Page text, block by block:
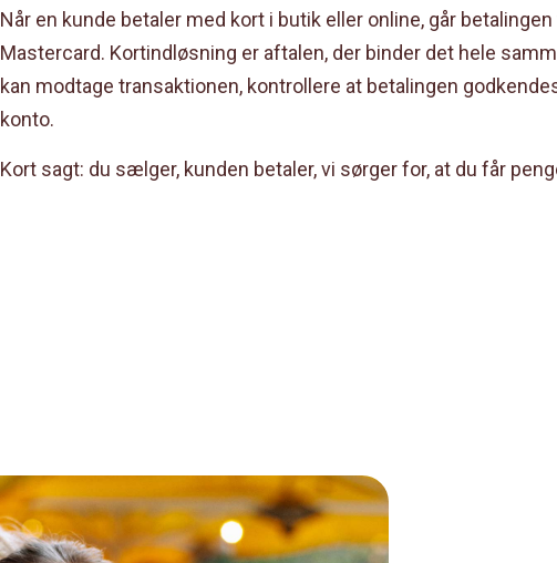
Når en kunde betaler med kort i butik eller online, går
Mastercard. Kortindløsning er aftalen, der binder det hele
kan modtage transaktionen, kontrollere at betalingen
konto.
Kort sagt: du sælger, kunden betaler, vi sørger for, at du får